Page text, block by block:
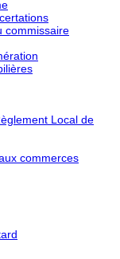
commissaire
Local de
commerces